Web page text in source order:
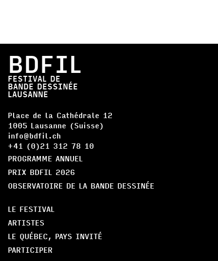
BDFIL
FESTIVAL DE
BANDE DESSINÉE
LAUSANNE
Place de la Cathédrale 12
1005 Lausanne (Suisse)
info@bdfil.ch
+41 (0)21 312 78 10
PROGRAMME ANNUEL
PRIX BDFIL 2026
OBSERVATOIRE DE LA BANDE DESSINÉE
LE FESTIVAL
ARTISTES
LE QUÉBEC, PAYS INVITÉ
PARTICIPER